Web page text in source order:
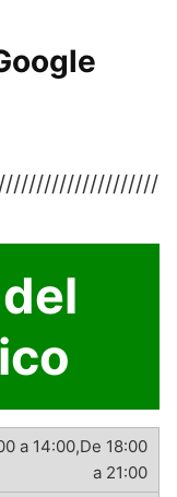
a 14:00,De 18:00
a 21:00